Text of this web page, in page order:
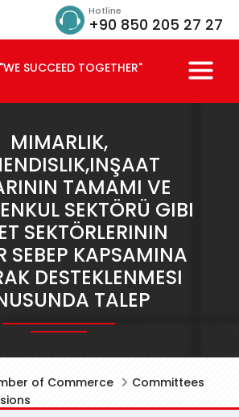
Hotline
+90 850 205 27 27
"WE SUCCEED TOGETHER"
MIMARLIK,
TAMAMI VE
SEKTÖRÜ GIBI
SEKTÖRLERININ
SEBEP KAPSAMINA
DESTEKLENMESI
TALEP
of Commerce
Committees